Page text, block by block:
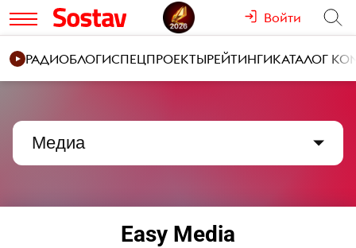
Войти
РАДИОБЛОГИСПЕЦПРОЕКТЫРЕЙТИНГИКАТАЛОГ
Медиа
Easy Media